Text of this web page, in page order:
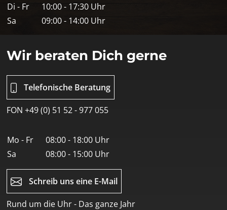
Di - Fr
10:00 - 17:30 Uhr
Sa
09:00 - 14:00 Uhr
Wir beraten Dich gerne
Telefonische Beratung
FON +49 (0) 51 52 - 977 055
Mo - Fr
08:00 - 18:00 Uhr
Sa
08:00 - 15:00 Uhr
Schreib uns eine E-Mail
Rund um die Uhr - Das ganze Jahr